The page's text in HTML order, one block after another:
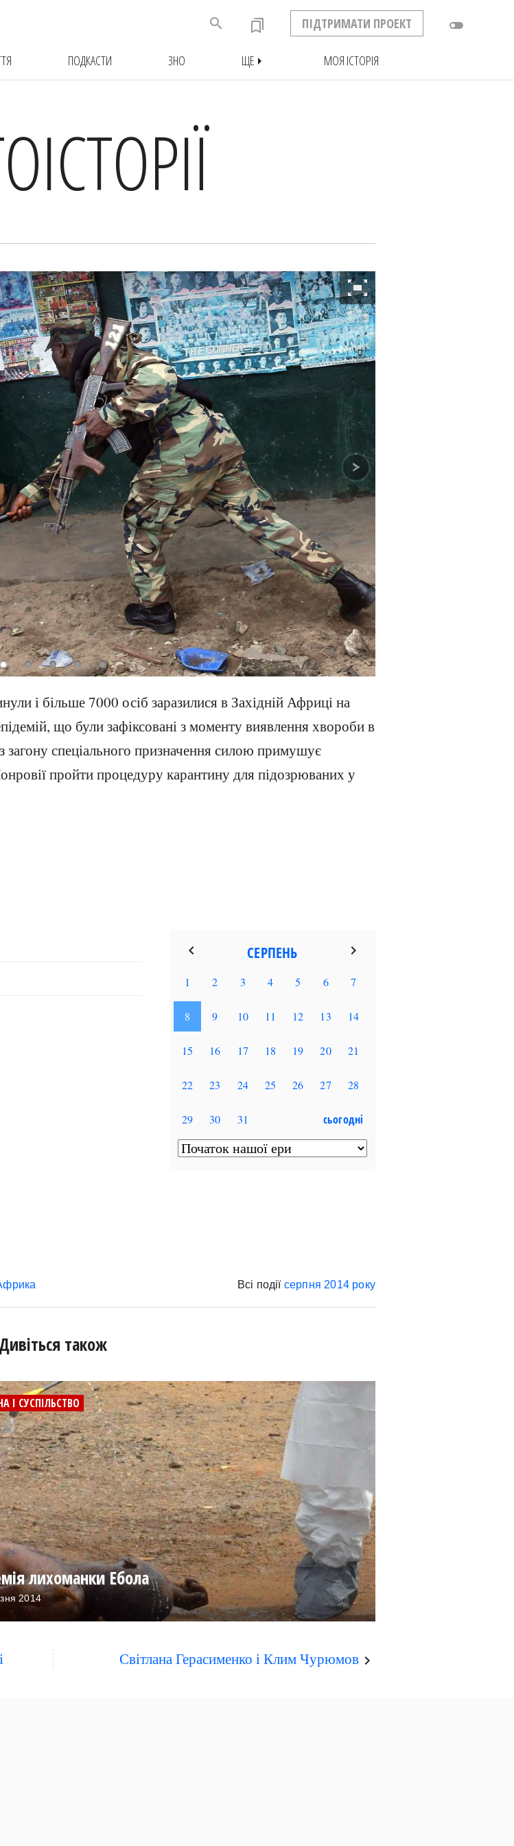
toggle_off
ПІДТРИМАТИ ПРОЕКТ
bookmarks
search
ПОДКАСТИ ЗНО ЩЕarrow_right МОЯ ІСТОРІЯ
і більше 7000 осіб заразилися в Західній Африці на
що були зафіксовані з моменту виявлення хвороби в
загону спеціального призначення силою примушує
пройти процедуру карантину для підозрюваних у
Всі події серпня 2014 року
Дивіться також
І СУСПІЛЬСТВО
лихоманки Ебола
2014
Світлана Герасименко і Клим Чурюмов keyboard_arrow_right